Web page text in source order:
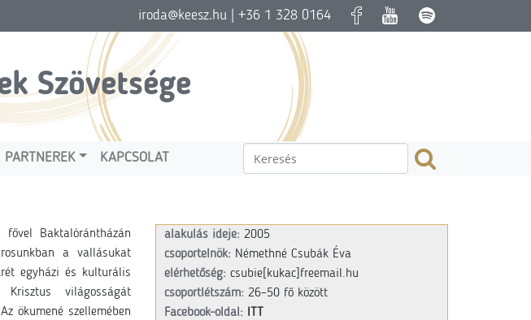
iroda@keesz.hu | +36 1 328 0164
Szövetsége
PARTNEREK KAPCSOLAT
Baktalórántházán
a vallásukat
egyházi és kulturális
világosságát
ökumené szellemében
alakulás ideje: 2005
csoportelnök: Némethné Csubák Éva
elérhetőség: csubie [kukac] freemail.hu
csoportlétszám: 26–50 fő között
Facebook-oldal: ITT